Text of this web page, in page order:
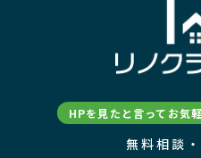
HPを見たと言ってお気
無料相談